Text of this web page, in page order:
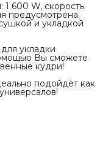
600 W, скорость
предусмотрена.
и укладкой
укладки
Вы сможете
кудри!
подойдёт как